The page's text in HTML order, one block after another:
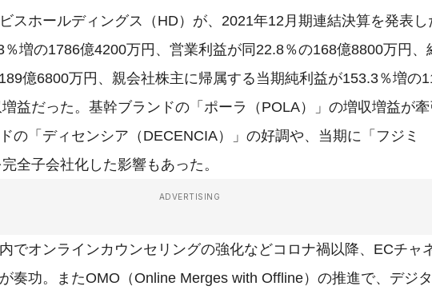
スホールディングス（HD）が、2021年12月期連結決算を発表し
増の1786億4200万円、営業利益が同22.8％の168億8800万円、
億6800万円、親会社株主に帰属する当期純利益が153.3％増の
益だった。基幹ブランドの「ポーラ（POLA）」の増収増益が牽
の「ディセンシア（DECENCIA）」の好調や、当期に「フジミ
完全子会社化した影響もあった。
ADVERTISING
でオンラインカウンセリングの強化などコロナ禍以降、ECチャ
奏功。またOMO（Online Merges with Offline）の推進で、デジ